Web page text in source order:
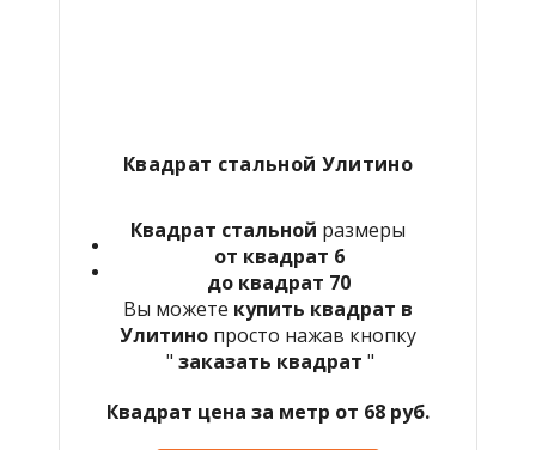
Квадрат стальной Улитино
Квадрат стальной размеры
от квадрат 6
до квадрат 70
Вы можете купить квадрат в
Улитино просто нажав кнопку
" заказать квадрат "
Квадрат цена за метр от 68 руб.